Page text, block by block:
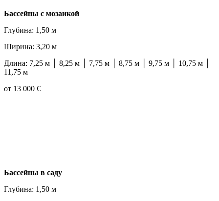
Бассейны с мозаикой
Глубина: 1,50 м
Ширина: 3,20 м
Длина: 7,25 м │ 8,25 м │ 7,75 м │ 8,75 м │ 9,75 м │ 10,75 м │
11,75 м
от 13 000 €
Бассейны в саду
Глубина: 1,50 м